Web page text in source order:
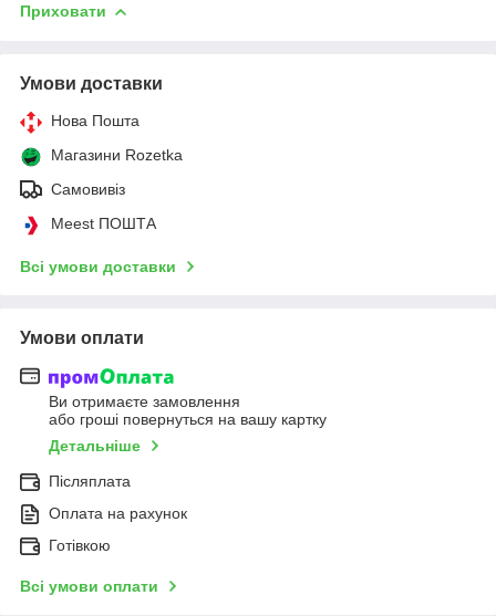
Приховати
Умови доставки
Нова Пошта
Магазини Rozetka
Самовивіз
Meest ПОШТА
Всі умови доставки
Умови оплати
Ви отримаєте замовлення
або гроші повернуться на вашу картку
Детальніше
Післяплата
Оплата на рахунок
Готівкою
Всі умови оплати